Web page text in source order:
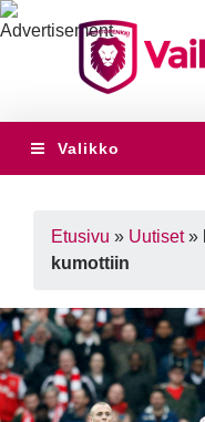
Valikko
Etusivu » Uutiset»
kumottiin